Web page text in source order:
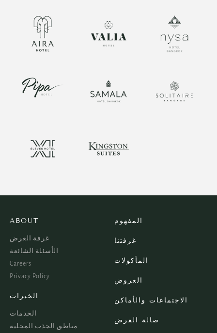
ABOUT
غرفة العرض
الأسئلة الشائعة
Careers
Privacy Policy
الخبرات
الخدمات
مناطق الجذب المحلية
المفهوم
غرفتنا
المأكولات
العروض
الاجتماعات والأماكن
صالة العرض